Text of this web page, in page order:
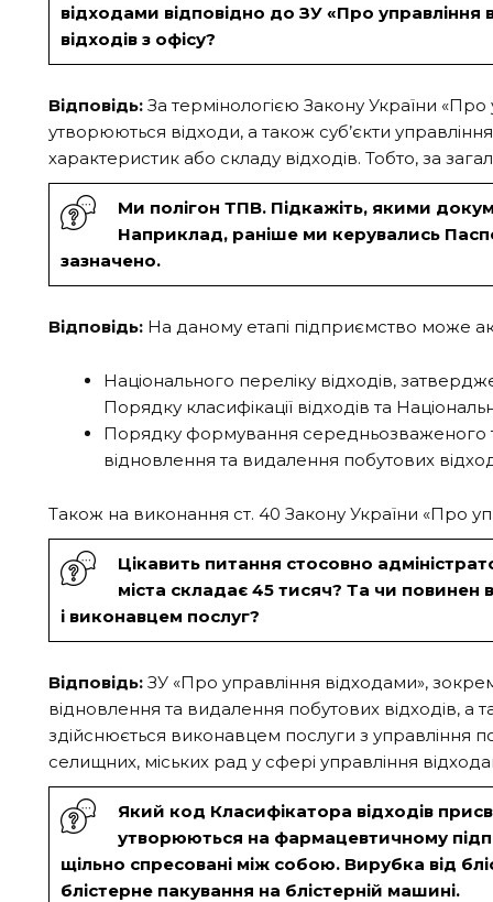
відходами відповідно до ЗУ «Про
відходів з офісу?
Відповідь: За термінологією Закону України
утворюються відходи, а також суб’єкти
характеристик або складу відходів. Тобто, за
Ми полігон ТПВ. Підкажіть, якими
Наприклад, раніше ми керувались
зазначено.
Відповідь: На даному етапі підприємство може
Національного переліку відходів,
Порядку класифікації відходів та
Порядку формування середньозваженого
відновлення та видалення побутових
Також на виконання ст. 40 Закону України «Про
Цікавить питання стосовно
міста складає 45 тисяч? Та чи повинен
і виконавцем послуг?
Відповідь: ЗУ «Про управління відходами»,
відновлення та видалення побутових відходів, а
здійснюється виконавцем послуги з управління
селищних, міських рад у сфері управління
Який код Класифікатора відходів
утворюються на фармацевтичному
щільно спресовані між собою. Вирубка від
блістерне пакування на блістерній машині.